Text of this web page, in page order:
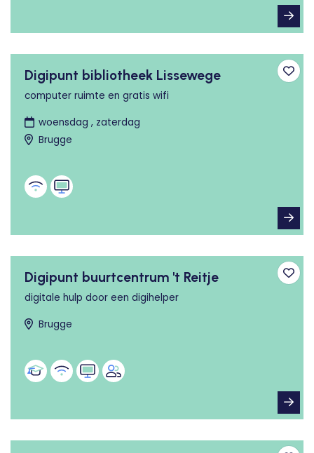
Digipunt bibliotheek Lissewege
computer ruimte en gratis wifi
woensdag , zaterdag
Brugge
Digipunt buurtcentrum 't Reitje
digitale hulp door een digihelper
Brugge